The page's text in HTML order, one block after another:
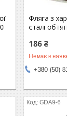
Фляга з
сталі
186 ₴
Немає в
+380 (50)
GDA9-6